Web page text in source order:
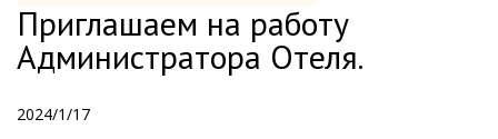
Приглашаем на работу
Администратора Отеля.
2024/1/17